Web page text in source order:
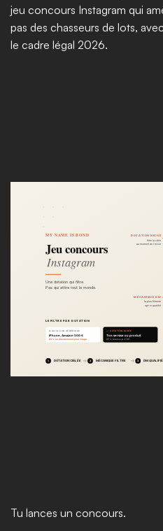
jeu concours Instagram qui
pas des chasseurs de lots,
le cadre légal 2026.
Tu lances un concours.